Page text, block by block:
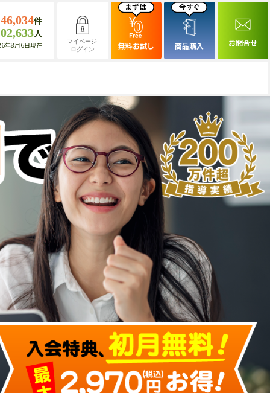
件
人
年8月6日現在
マイページ
ログイン
無料お試し 商品購入 お問合せ